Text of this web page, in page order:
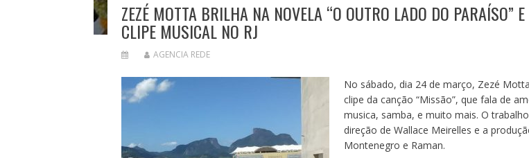
ZEZÉ MOTTA BRILHA NA NOVELA “O OUTRO LADO DO PARAÍSO” E
CLIPE MUSICAL NO RJ
AGENCIA REDE
No sábado, dia 24 de março, Zezé
clipe da canção “Missão”, que fala de
musica, samba, e muito mais. O
direção de Wallace Meirelles e a
Montenegro e Raman.